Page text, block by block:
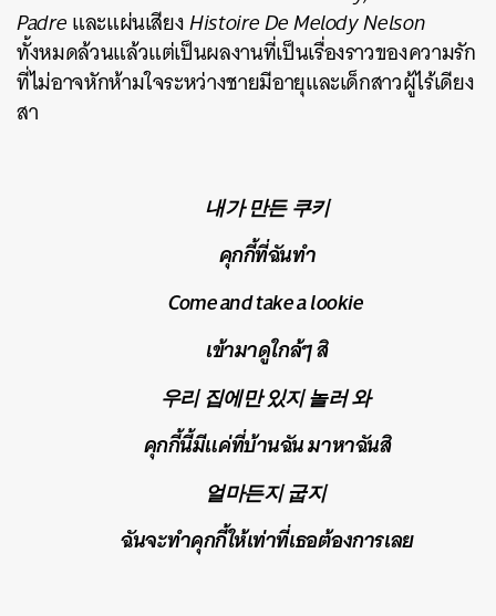
Padreและแผ่นเสียงHistoire De Melody Nelson
ทั้งหมดล้วนแล้วแต่เป็นผลงานที่เป็นเรื่องราวของความรัก
ที่ไม่อาจหักห้ามใจระหว่างชายมีอายุและเด็กสาวผู้ไร้เดียง
สา
내가 만든 쿠키
คุกกี้ที่ฉันทำ
Come and take a lookie
เข้ามาดูใกล้ๆ สิ
우리 집에만 있지 놀러 와
คุกกี้นี้มีแค่ที่บ้านฉัน มาหาฉันสิ
얼마든지 굽지
ฉันจะทำคุกกี้ให้เท่าที่เธอต้องการเลย
SHARE TWEET LINE EMAIL